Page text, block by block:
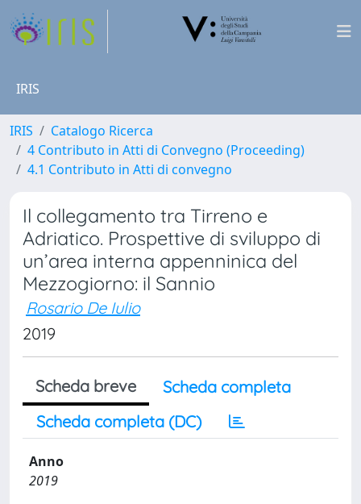
IRIS
IRIS
Catalogo Ricerca
4 Contributo in Atti di Convegno (Proceeding)
4.1 Contributo in Atti di convegno
Il collegamento tra Tirreno e
Adriatico. Prospettive di sviluppo di
un’area interna appenninica del
Mezzogiorno: il Sannio
Rosario De Iulio
2019
Scheda breve
Scheda completa
Scheda completa (DC)
Anno
2019